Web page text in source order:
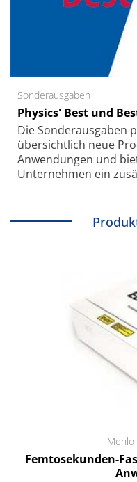
Sonderausgaben
Physics' Best und
Die Sonder­ausgaben
übersichtlich neue
Anwendungen und
Unternehmen ein
Menlo
Femtosekunden-